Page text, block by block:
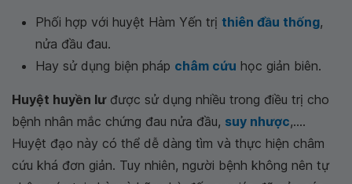
Phối hợp với huyệt Hàm Yến trị thiên đầu thống,
nửa đầu đau.
Hay sử dụng biện pháp châm cứu học giản biên.
Huyệt huyền lưđược sử dụng nhiều trong điều trị cho
bệnh nhân mắc chứng đau nửa đầu, suy nhược,....
Huyệt đạo này có thể dễ dàng tìm và thực hiện châm
cứu khá đơn giản. Tuy nhiên, người bệnh không nên tự